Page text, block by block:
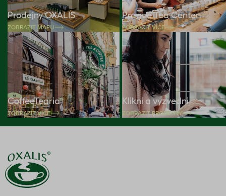
Prodejny OXALIS
ZOBRAZIT MAPU
Prague Tea Center
ZOBRAZIT VÍCE
CoffeeTearia
ZOBRAZIT VÍCE
Klikni a vyzvedni
ZOBRAZIT PRODEJNY